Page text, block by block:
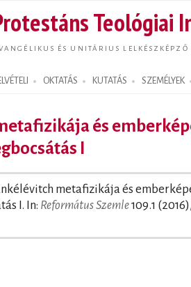
Teológiai
ÉS UNITÁRIUS LELKÉSZKÉPZŐ
OKTATÁS KUTATÁS SZEMÉLYEK
és
I
metafizikája és
I. In: Református Szemle109.1